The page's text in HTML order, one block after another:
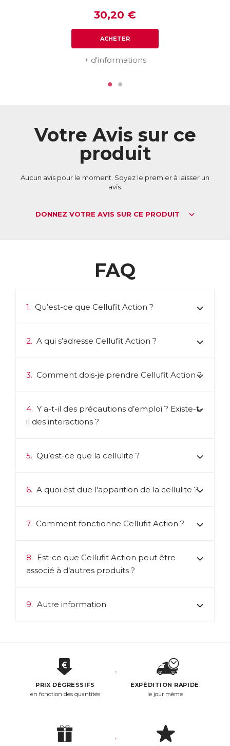
une dose 3 fois plus élevée d’Aronie !
La Vitamine C soutient également la formation de
30,20 €
ACHETER
+ d'informations
Votre Avis sur ce
produit
Aucun avis pour le moment. Soyez le premier à laisser un
avis.
DONNEZ VOTRE AVIS SUR CE PRODUIT
FAQ
1. Qu’est-ce que Cellufit Action ?
2. A qui s’adresse Cellufit Action ?
3. Comment dois-je prendre Cellufit Action ?
4. Y a-t-il des précautions d’emploi ? Existe-t-
il des interactions ?
5. Qu’est-ce que la cellulite ?
6. A quoi est due l'apparition de la cellulite ?
7. Comment fonctionne Cellufit Action ?
8. Est-ce que Cellufit Action peut être
associé à d’autres produits ?
9. Autre information
PRIX DÉGRESSIFS
en fonction des quantités
EXPÉDITION RAPIDE
le jour même